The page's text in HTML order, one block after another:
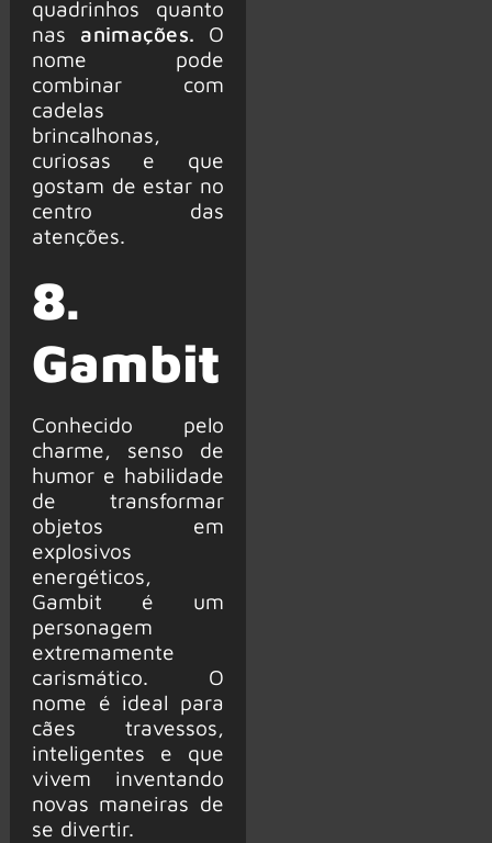
quadrinhos quanto
nas animações. O
nome pode
combinar com
cadelas
brincalhonas,
curiosas e que
gostam de estar no
centro das
atenções.
8.
Gambit
Conhecido pelo
charme, senso de
humor e habilidade
de transformar
objetos em
explosivos
energéticos,
Gambit é um
personagem
extremamente
carismático. O
nome é ideal para
cães travessos,
inteligentes e que
vivem inventando
novas maneiras de
se divertir.